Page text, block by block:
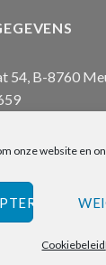
onze website en
Cookiebeleid
54, B-8760
Visa